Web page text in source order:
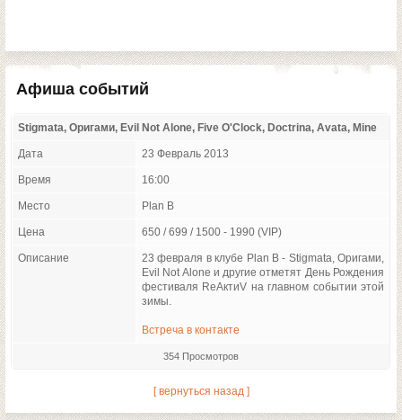
Афиша событий
Stigmata, Оригами, Evil Not Alone, Five O'Clock, Doctrina, Avata, Mine
Дата 23 Февраль 2013
Время 16:00
Место Plan B
Цена 650 / 699 / 1500 - 1990 (VIP)
Описание
23 февраля в клубе Plan B - Stigmata, Оригами,
Evil Not Alone и другие отметят День Рождения
фестиваля ReAктиV на главном событии этой
зимы.
Встреча в контакте
354 Просмотров
[ вернуться назад ]